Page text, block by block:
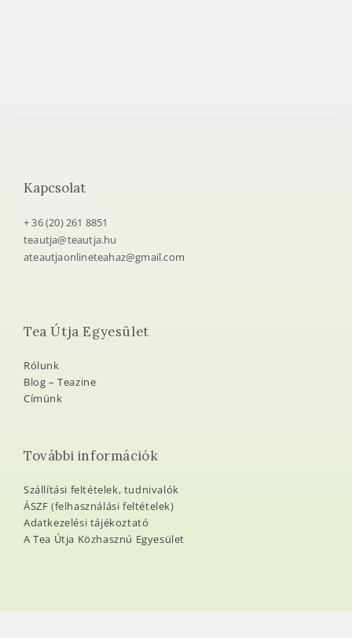
Kapcsolat
+ 36 (20) 261 8851
teautja@teautja.hu
ateautjaonlineteahaz@gmail.com
Tea Útja Egyesület
Rólunk
Blog – Teazine
Címünk
További információk
Szállítási feltételek, tudnivalók
ÁSZF (felhasználási feltételek)
Adatkezelési tájékoztató
A Tea Útja Közhasznú Egyesület